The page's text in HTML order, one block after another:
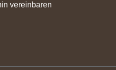
vereinbaren